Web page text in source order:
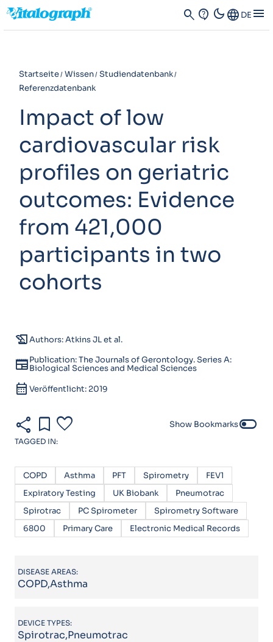
search contact_support dark_modeLanguage DE menu
Startseite Wissen Studiendatenbank
Referenzdatenbank
Impact of low
cardiovascular risk
profiles on geriatric
outcomes: Evidence
from 421,000
participants in two
cohorts
history_eduAuthors: Atkins JL et al.
newspaperPublication: The Journals of Gerontology. Series A:
Biological Sciences and Medical Sciences
calendar_month Veröffentlicht: 2019
share bookmark favorite Show Bookmarkstoggle_off
TAGGED IN:
COPD Asthma PFT Spirometry
FEV1
Expiratory Testing
UK Biobank
Pneumotrac
Spirotrac
PC Spirometer
Spirometry Software
6800
Primary Care Electronic Medical Records
DISEASE AREAS:
COPD,Asthma
DEVICE TYPES:
Spirotrac,Pneumotrac